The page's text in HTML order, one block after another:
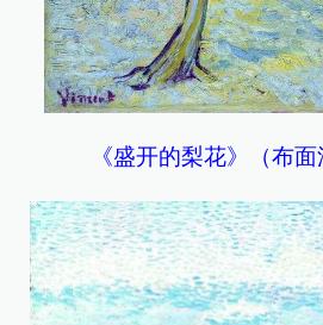
《盛开的梨花》（布